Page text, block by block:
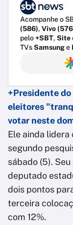
Acompanhe o
(586), Vivo
pelo+SBT, Site
TVsSamsunge
+Presidente do
eleitores
votar neste
Ele ainda lidera
segundo
sábado (5).
deputado
dois pontos
terceira
com 12%.